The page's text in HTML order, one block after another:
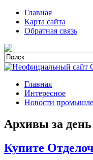
Главная
Карта сайта
Обратная связь
Главная
Интересное
Новости
Архивы за
Купите